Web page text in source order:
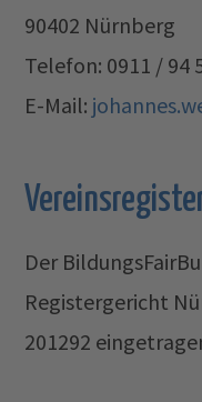
90402 Nürnberg
Telefon: 0911 / 94
E-Mail:
Der
Registergericht
201292